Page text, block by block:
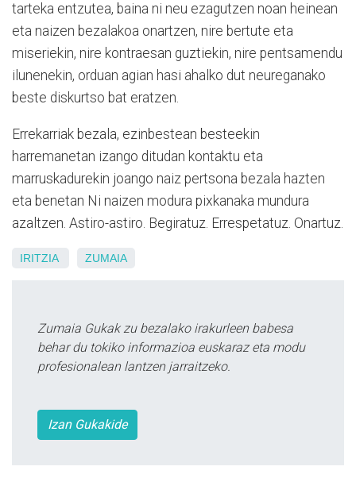
tarteka entzutea, baina ni neu ezagutzen noan heinean
eta naizen bezalakoa onartzen, nire bertute eta
miseriekin, nire kontraesan guztiekin, nire pentsamendu
ilunenekin, orduan agian hasi ahalko dut neureganako
beste diskurtso bat eratzen.
Errekarriak bezala, ezinbestean besteekin
harremanetan izango ditudan kontaktu eta
marruskadurekin joango naiz pertsona bezala hazten
eta benetan Ni naizen modura pixkanaka mundura
azaltzen. Astiro-astiro. Begiratuz. Errespetatuz. Onartuz.
IRITZIA ZUMAIA
Zumaia Gukak zu bezalako irakurleen babesa
behar du tokiko informazioa euskaraz eta modu
profesionalean lantzen jarraitzeko.
Izan Gukakide